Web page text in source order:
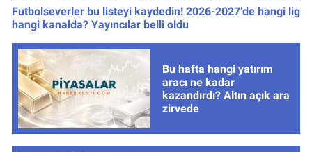
Futbolseverler bu listeyi kaydedin! 2026-2027’de hangi lig
hangi kanalda? Yayıncılar belli oldu
Bu hafta hangi yatırım
aracı ne kadar
kazandırdı? Altın açık ara
zirvede